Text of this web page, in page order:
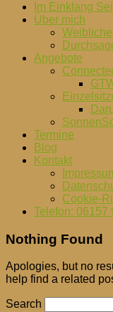
Im Einklang
Über mich
Angebote
Termine
Blog
Kontakt
Cookie-
Telefon: 06157
Nothing Found
Apologies, but no
help find a related
Search